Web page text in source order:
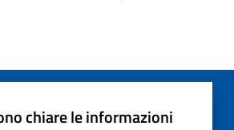
chiare le informazioni